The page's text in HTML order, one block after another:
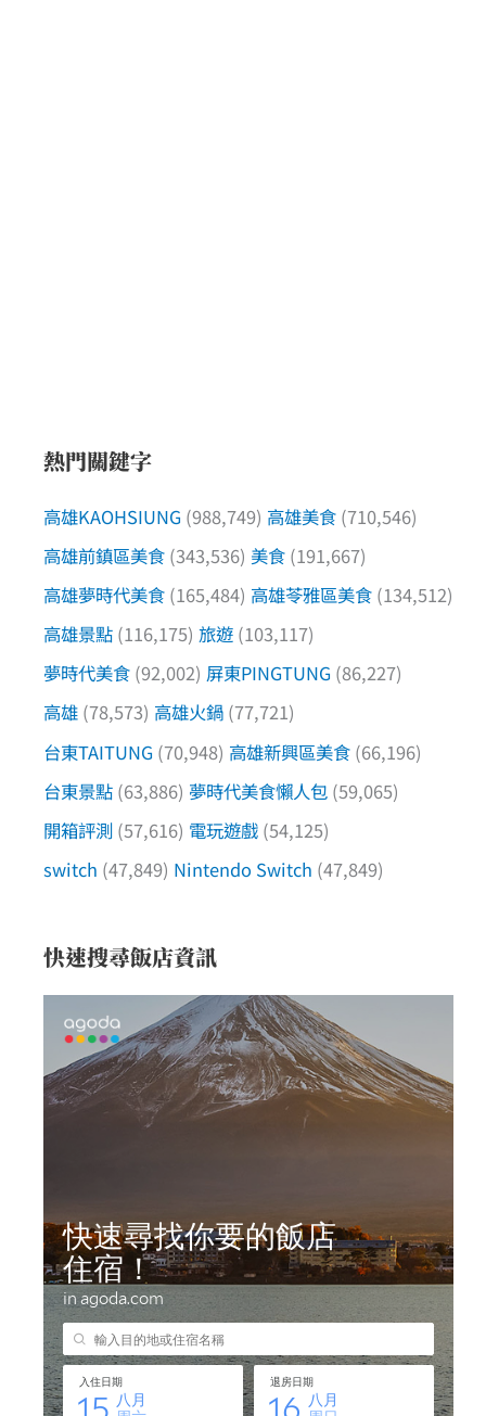
熱門關鍵字
高雄KAOHSIUNG (988,749) 高雄美食 (710,546)
高雄前鎮區美食 (343,536) 美食 (191,667)
高雄夢時代美食 (165,484) 高雄苓雅區美食 (134,512)
高雄景點 (116,175) 旅遊 (103,117)
夢時代美食 (92,002) 屏東PINGTUNG (86,227)
高雄 (78,573) 高雄火鍋 (77,721)
台東TAITUNG (70,948) 高雄新興區美食 (66,196)
台東景點 (63,886) 夢時代美食懶人包 (59,065)
開箱評測 (57,616) 電玩遊戲 (54,125)
switch (47,849) Nintendo Switch (47,849)
快速搜尋飯店資訊